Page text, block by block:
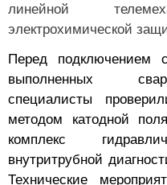
линейной
электрохимической
Перед подключением
выполненных
специалисты
методом катодной
комплекс
внутритрубной
Технические